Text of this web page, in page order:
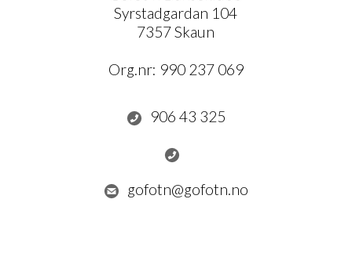
Syrstadgardan 104
7357 Skaun
Org.nr: 990 237 069
906 43 325
gofotn@gofotn.no